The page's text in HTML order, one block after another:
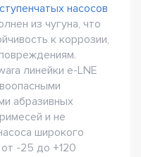
насосов
из чугуна, что
к коррозии,
линейки e-LNE
абразивных
и не
широкого
-25 до +120